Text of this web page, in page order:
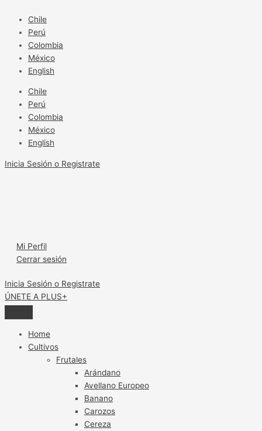
contenido
Chile
Perú
Colombia
México
English
Chile
Perú
Colombia
México
English
Inicia Sesión o Registrate
Mi Perfil
Cerrar sesión
Inicia Sesión o Registrate
ÚNETE A PLUS+
Home
Cultivos
Frutales
Arándano
Avellano Europeo
Banano
Carozos
Cereza
Remoto:
El
campo
controlado